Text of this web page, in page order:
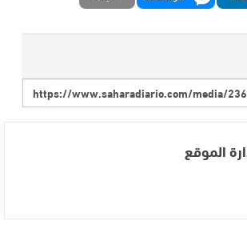
الموقع